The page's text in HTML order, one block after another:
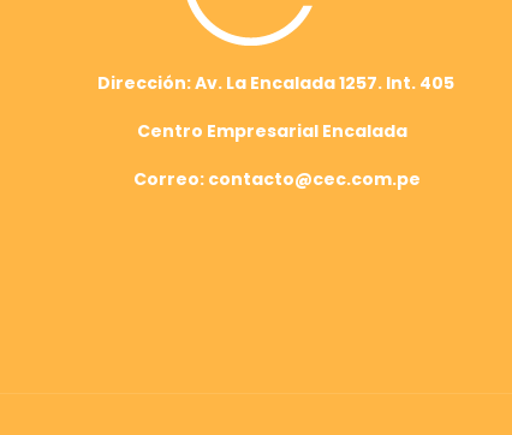
Dirección: Av. La Encalada 1257. Int. 405
Centro Empresarial Encalada
Correo: contacto@cec.com.pe